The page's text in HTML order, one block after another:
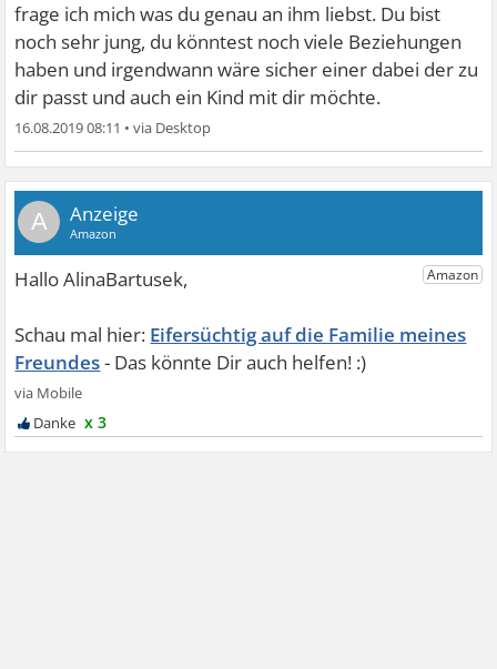
frage ich mich was du genau an ihm liebst. Du bist
noch sehr jung, du könntest noch viele Beziehungen
haben und irgendwann wäre sicher einer dabei der zu
dir passt und auch ein Kind mit dir möchte.
16.08.2019 08:11 •
A
Eifersüchtig auf die Familie meines
Freundes
x 3